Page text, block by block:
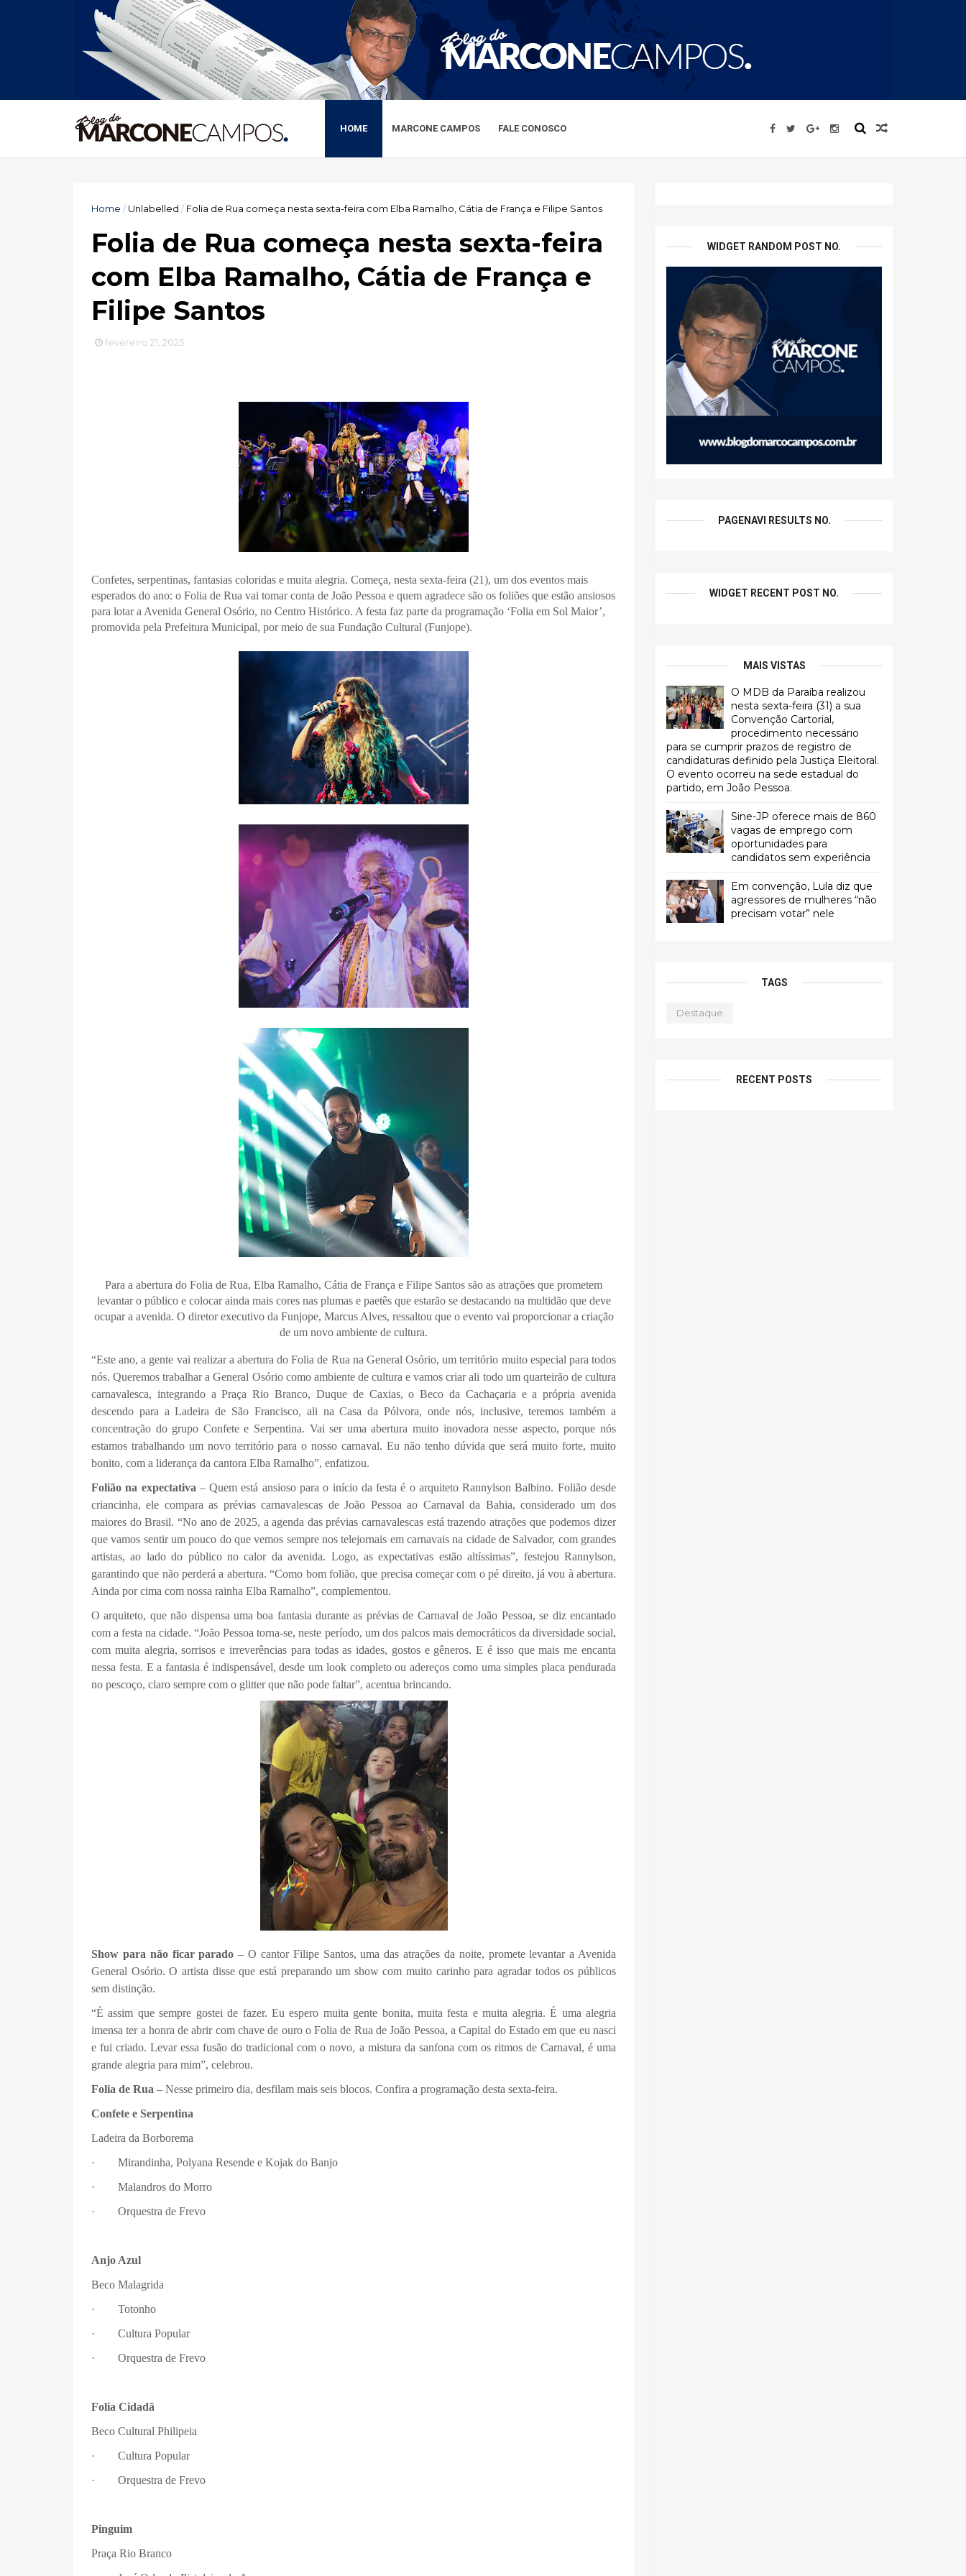
HOME MARCONE CAMPOS FALE CONOSCO
Home /Unlabelled / Folia de Rua começa nesta sexta-feira com Elba Ramalho, Cátia de França e Filipe Santos
Folia de Rua começa nesta sexta-feira
com Elba Ramalho, Cátia de França e
Filipe Santos
fevereiro 21, 2025
Confetes, serpentinas, fantasias coloridas e muita alegria. Começa, nesta sexta-feira (21), um dos eventos mais
esperados do ano: o Folia de Rua vai tomar conta de João Pessoa e quem agradece são os foliões que estão ansiosos
para lotar a Avenida General Osório, no Centro Histórico. A festa faz parte da programação ‘Folia em Sol Maior’,
promovida pela Prefeitura Municipal, por meio de sua Fundação Cultural (Funjope).
Para a abertura do Folia de Rua, Elba Ramalho, Cátia de França e Filipe Santos são as atrações que prometem
levantar o público e colocar ainda mais cores nas plumas e paetês que estarão se destacando na multidão que deve
ocupar a avenida. O diretor executivo da Funjope, Marcus Alves, ressaltou que o evento vai proporcionar a criação
de um novo ambiente de cultura.
“Este ano, a gente vai realizar a abertura do Folia de Rua na General Osório, um território muito especial para todos
nós. Queremos trabalhar a General Osório como ambiente de cultura e vamos criar ali todo um quarteirão de cultura
carnavalesca, integrando a Praça Rio Branco, Duque de Caxias, o Beco da Cachaçaria e a própria avenida
descendo para a Ladeira de São Francisco, ali na Casa da Pólvora, onde nós, inclusive, teremos também a
concentração do grupo Confete e Serpentina. Vai ser uma abertura muito inovadora nesse aspecto, porque nós
estamos trabalhando um novo território para o nosso carnaval. Eu não tenho dúvida que será muito forte, muito
bonito, com a liderança da cantora Elba Ramalho”, enfatizou.
Folião na expectativa – Quem está ansioso para o início da festa é o arquiteto Rannylson Balbino. Folião desde
criancinha, ele compara as prévias carnavalescas de João Pessoa ao Carnaval da Bahia, considerado um dos
maiores do Brasil. “No ano de 2025, a agenda das prévias carnavalescas está trazendo atrações que podemos dizer
que vamos sentir um pouco do que vemos sempre nos telejornais em carnavais na cidade de Salvador, com grandes
artistas, ao lado do público no calor da avenida. Logo, as expectativas estão altíssimas”, festejou Rannylson,
garantindo que não perderá a abertura. “Como bom folião, que precisa começar com o pé direito, já vou à abertura.
Ainda por cima com nossa rainha Elba Ramalho”, complementou.
O arquiteto, que não dispensa uma boa fantasia durante as prévias de Carnaval de João Pessoa, se diz encantado
com a festa na cidade. “João Pessoa torna-se, neste período, um dos palcos mais democráticos da diversidade social,
com muita alegria, sorrisos e irreverências para todas as idades, gostos e gêneros. E é isso que mais me encanta
nessa festa. E a fantasia é indispensável, desde um look completo ou adereços como uma simples placa pendurada
no pescoço, claro sempre com o glitter que não pode faltar”, acentua brincando.
Show para não ficar parado – O cantor Filipe Santos, uma das atrações da noite, promete levantar a Avenida
General Osório. O artista disse que está preparando um show com muito carinho para agradar todos os públicos
sem distinção.
“É assim que sempre gostei de fazer. Eu espero muita gente bonita, muita festa e muita alegria. É uma alegria
imensa ter a honra de abrir com chave de ouro o Folia de Rua de João Pessoa, a Capital do Estado em que eu nasci
e fui criado. Levar essa fusão do tradicional com o novo, a mistura da sanfona com os ritmos de Carnaval, é uma
grande alegria para mim”, celebrou.
Folia de Rua – Nesse primeiro dia, desfilam mais seis blocos. Confira a programação desta sexta-feira.
Confete e Serpentina
Ladeira da Borborema
· Mirandinha, Polyana Resende e Kojak do Banjo
· Malandros do Morro
· Orquestra de Frevo
Anjo Azul
Beco Malagrida
· Totonho
· Cultura Popular
· Orquestra de Frevo
Folia Cidadã
Beco Cultural Philipeia
· Cultura Popular
· Orquestra de Frevo
Pinguim
Praça Rio Branco
WIDGET RANDOM POST NO.
PAGENAVI RESULTS NO.
WIDGET RECENT POST NO.
MAIS VISTAS
O MDB da Paraíba realizou
nesta sexta-feira (31) a sua
Convenção Cartorial,
procedimento necessário
para se cumprir prazos de registro de
candidaturas definido pela Justiça Eleitoral.
O evento ocorreu na sede estadual do
partido, em João Pessoa.
Sine-JP oferece mais de 860
vagas de emprego com
oportunidades para
candidatos sem experiência
Em convenção, Lula diz que
agressores de mulheres “não
precisam votar” nele
TAGS
Destaque
RECENT POSTS